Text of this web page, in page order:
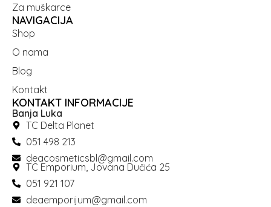
Za muškarce
NAVIGACIJA
Shop
O nama
Blog
Kontakt
KONTAKT INFORMACIJE
Banja Luka
TC Delta Planet
051 498 213
deacosmeticsbl@gmail.com
TC Emporium, Jovana Dučića 25
051 921 107
deaemporijum@gmail.com